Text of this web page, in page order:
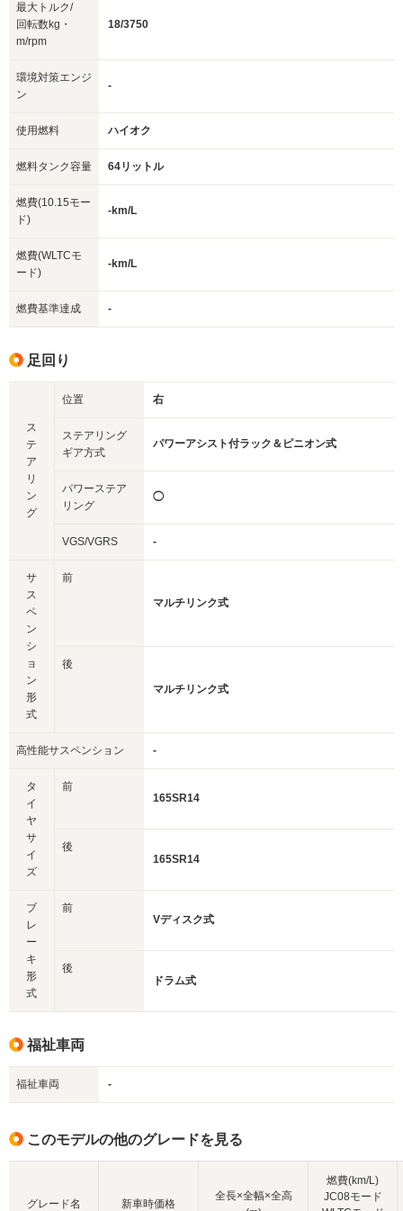
最大トルク/
回転数kg・
m/rpm
18/3750
環境対策エンジ
ン
-
使用燃料 ハイオク
燃料タンク容量 64リットル
燃費(10.15モー
ド)
-km/L
燃費(WLTCモ
ード)
-km/L
燃費基準達成 -
足回り
ス
テ
ア
リ
ン
グ
位置 右
ステアリング
ギア方式
パワーアシスト付ラック＆ピニオン式
パワーステア
リング
◯
VGS/VGRS -
サ
ス
ペ
ン
シ
ョ
ン
形
式
前
マルチリンク式
後
マルチリンク式
高性能サスペンション -
タ
イ
ヤ
サ
イ
ズ
前
165SR14
後
165SR14
ブ
レ
ー
キ
形
式
前
Vディスク式
後
ドラム式
福祉車両
福祉車両 -
このモデルの他のグレードを見る
グレード名 新車時価格
全長×全幅×全高
燃費(km/L)
JC08モード